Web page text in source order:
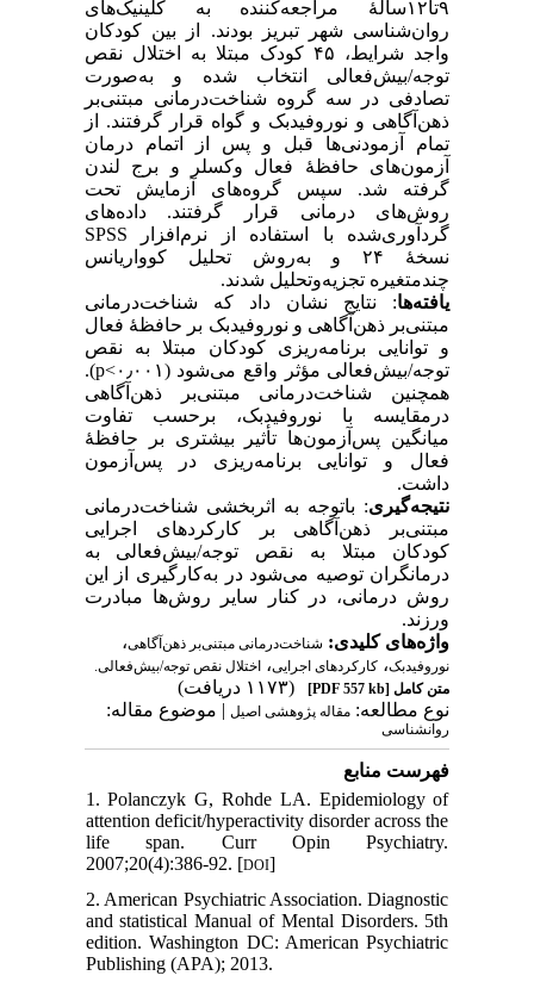
۹تا۱۲سالهٔ مراجعه‌‌کننده به کلینیک‌های
روان‌شناسی شهر تبریز بودند. از بین کودکان
واجد شرایط، ۴۵ کودک مبتلا به اختلال نقص‌
توجه/بیش‌فعالی انتخاب شده و به‌صورت
تصادفی در سه گروه شناخت‌درمانی مبتنی‌بر
ذهن‌آگاهی و نوروفیدبک و گواه قرار گرفتند. از
تمام آزمودنی‌ها قبل و پس از اتمام درمان
آزمون‌های حافظهٔ فعال وکسلر و برج لندن
گرفته شد. سپس گروه‌های آزمایش تحت
روش‌های درمانی قرار گرفتند. داده‌های
گرد‌آوری‌شده با استفاده از نرم‌افزار SPSS
نسخهٔ ۲۴ و به‌روش تحلیل کوواریانس
چندمتغیره تجزیه‌وتحلیل شدند.
یافته‌ها: نتایج نشان داد که شناخت‌درمانی
مبتنی‌بر ذهن‌‌آگاهی و نوروفیدبک بر حافظهٔ فعال
و توانایی برنامه‌ریزی کودکان مبتلا به نقص
‌توجه/بیش‌فعالی مؤثر واقع می‌شود (۰٫۰۰۱>p).
همچنین شناخت‌درمانی مبتنی‌بر ذهن‌‌آگاهی
درمقایسه با نوروفیدبک، برحسب تفاوت
میانگین پس‌آزمون‌ها تأثیر بیشتری بر حافظهٔ
فعال و توانایی برنامه‌ریزی در پس‌آزمون
داشت.
نتیجه‌گیری: باتوجه به اثربخشی شناخت‌درمانی
مبتنی‌بر ذهن‌آگاهی بر کارکردهای اجرایی
کودکان مبتلا به نقص‌ توجه/بیش‌فعالی به
درمانگران توصیه می‌شود در به‌کارگیری از این
روش درمانی، در کنار سایر روش‌ها مبادرت
ورزند.
واژه‌های کلیدی: شناخت‌درمانی مبتنی‌بر ذهن‌آگاهی،
نوروفیدبک، کارکرد‌های اجرایی، اختلال نقص توجه/بیش‌فعالی.
متن کامل[PDF 557 kb]
(۱۱۷۳ دریافت)
نوع مطالعه: مقاله پژوهشی اصیل | موضوع مقاله:
روانشناسی
فهرست منابع
1. Polanczyk G, Rohde LA. Epidemiology of
attention deficit/hyperactivity disorder across the
life span. Curr Opin Psychiatry.
2007;20(4):386-92. [DOI]
2. American Psychiatric Association. Diagnostic
and statistical Manual of Mental Disorders. 5th
edition. Washington DC: American Psychiatric
Publishing (APA); 2013.